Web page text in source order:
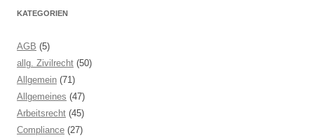
KATEGORIEN
AGB (5)
allg. Zivilrecht (50)
Allgemein (71)
Allgemeines (47)
Arbeitsrecht (45)
Compliance (27)